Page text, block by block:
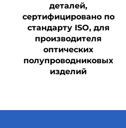
деталей,
сертифицировано по
стандарту ISO, для
производителя
оптических
полупроводниковых
изделий